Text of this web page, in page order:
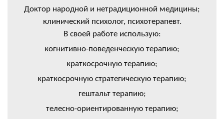
Доктор народной и нетрадиционной медицины;
клинический психолог, психотерапевт.
В своей работе использую:
когнитивно-поведенческую терапию;
краткосрочную терапию;
краткосрочную стратегическую терапию;
гештальт терапию;
телесно-ориентированную терапию;